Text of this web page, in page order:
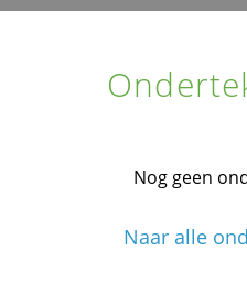
Nog geen
Naar alle